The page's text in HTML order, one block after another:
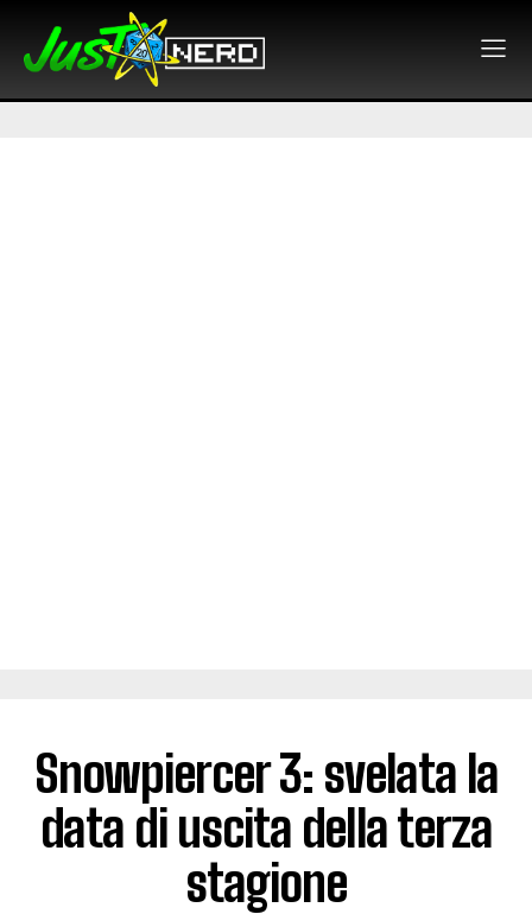
Snowpiercer 3: svelata la
data di uscita della terza
stagione